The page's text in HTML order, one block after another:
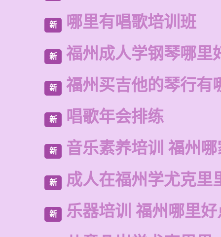
新 哪里有唱歌培训班
新 福州成人学钢琴哪里
新 福州买吉他的琴行有
新 唱歌年会排练
新 音乐素养培训 福州
新 成人在福州学尤克里
新
乐器培训 福州哪里